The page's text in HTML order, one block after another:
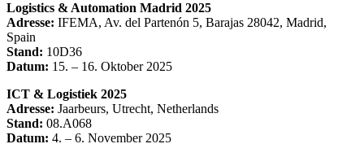
Logistics & Automation Madrid 2025
Adresse: IFEMA, Av. del Partenón 5, Barajas 28042, Madrid,
Spain
Stand: 10D36
Datum: 15. – 16. Oktober 2025
ICT & Logistiek 2025
Adresse: Jaarbeurs, Utrecht, Netherlands
Stand: 08.A068
Datum: 4. – 6. November 2025